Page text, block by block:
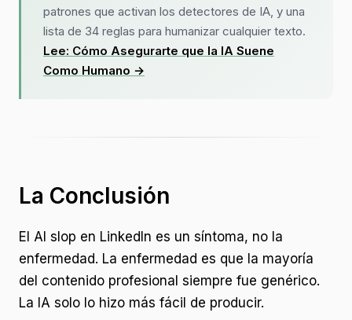
patrones que activan los detectores de IA, y una
lista de 34 reglas para humanizar cualquier texto.
Lee: Cómo Asegurarte que la IA Suene
Como Humano →
La Conclusión
El AI slop en LinkedIn es un síntoma, no la
enfermedad. La enfermedad es que la mayoría
del contenido profesional siempre fue genérico.
La IA solo lo hizo más fácil de producir.